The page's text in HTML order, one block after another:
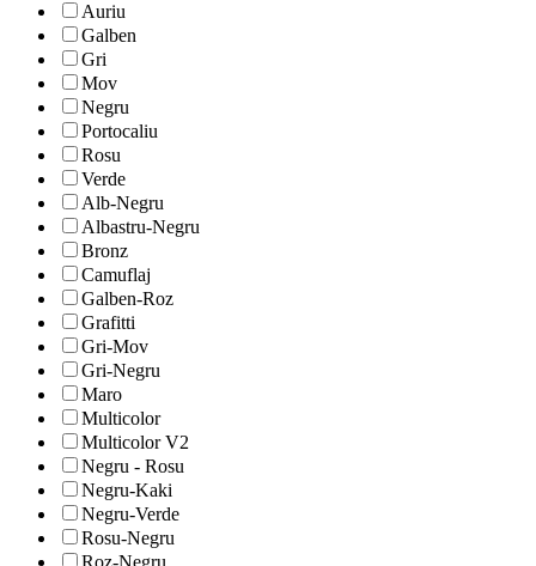
Auriu
Galben
Gri
Mov
Negru
Portocaliu
Rosu
Verde
Alb-Negru
Albastru-Negru
Bronz
Camuflaj
Galben-Roz
Grafitti
Gri-Mov
Gri-Negru
Maro
Multicolor
Multicolor V2
Negru - Rosu
Negru-Kaki
Negru-Verde
Rosu-Negru